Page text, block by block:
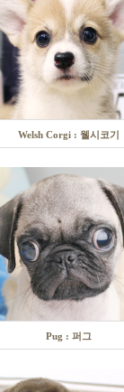
Welsh Corgi : 웰시코기
Pug : 퍼그